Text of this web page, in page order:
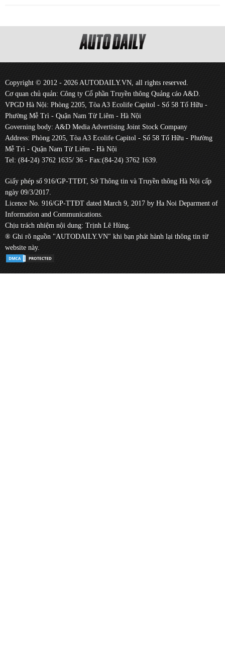
Copyright © 2012 - 2026 AUTODAILY.VN, all rights reserved.
Cơ quan chủ quản: Công ty Cổ phần Truyền thông Quảng cáo A&D.
VPGD Hà Nội: Phòng 2205, Tòa A3 Ecolife Capitol - Số 58 Tố Hữu -
Phường Mễ Trì - Quận Nam Từ Liêm - Hà Nội
Governing body: A&D Media Advertising Joint Stock Company
Address: Phòng 2205, Tòa A3 Ecolife Capitol - Số 58 Tố Hữu - Phường
Mễ Trì - Quận Nam Từ Liêm - Hà Nội
Tel: (84-24) 3762 1635/ 36 - Fax:(84-24) 3762 1639.
Giấy phép số 916/GP-TTĐT, Sở Thông tin và Truyền thông Hà Nội cấp
ngày 09/3/2017.
Licence No. 916/GP-TTĐT dated March 9, 2017 by Ha Noi Deparment of
Information and Communications.
Chịu trách nhiệm nội dung: Trịnh Lê Hùng.
® Ghi rõ nguồn "AUTODAILY.VN" khi bạn phát hành lại thông tin từ
website này.